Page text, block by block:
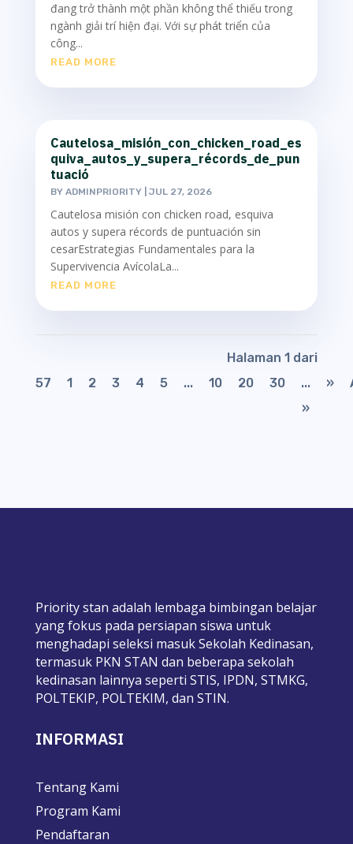
đang trở thành một phần không thể thiếu trong
ngành giải trí hiện đại. Với sự phát triển của
công...
READ MORE
Cautelosa_misión_con_chicken_road_es
quiva_autos_y_supera_récords_de_pun
tuació
BY ADMINPRIORITY| JUL 27, 2026
Cautelosa misión con chicken road, esquiva
autos y supera récords de puntuación sin
cesarEstrategias Fundamentales para la
Supervivencia AvícolaLa...
READ MORE
Halaman 1 dari
57
1 2 3 4 5 ... 10 20 30 ... »
»
Priority stan adalah lembaga bimbingan belajar
yang fokus pada persiapan siswa untuk
menghadapi seleksi masuk Sekolah Kedinasan,
termasuk PKN STAN dan beberapa sekolah
kedinasan lainnya seperti STIS, IPDN, STMKG,
POLTEKIP, POLTEKIM, dan STIN.
INFORMASI
Tentang Kami
Program Kami
Pendaftaran